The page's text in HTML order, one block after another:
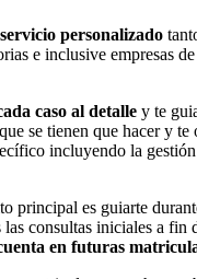
servicio personalizado
e inclusive empresas
caso al detalle y te
se tienen que hacer y te
incluyendo la
principal es guiarte
consultas iniciales a fin
en futuras